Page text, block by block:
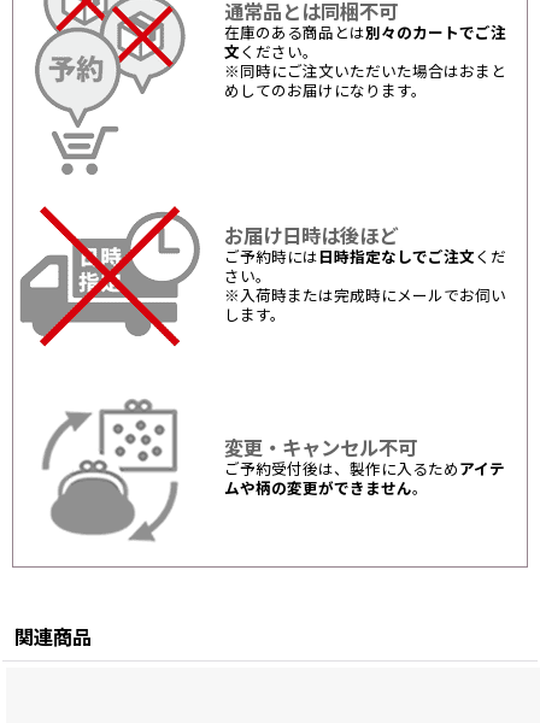
通常品とは同梱不可
在庫のある商品とは別々のカートでご注
文 ください。
※同時にご注文いただいた場合はおまと
めしてのお届けになります。
お届け日時は後ほど
ご予約時には 日時指定なしでご注文 くだ
さい。
※入荷時または完成時にメールでお伺い
します。
変更・キャンセル不可
ご予約受付後は、製作に入るため アイテ
ムや柄の変更ができません。
関連商品